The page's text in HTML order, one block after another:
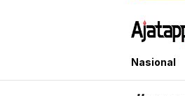
Media
Nasional